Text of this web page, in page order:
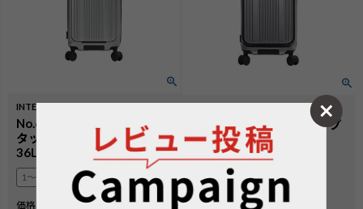
INTER CITYⅡ PRO
No.60566：[新仕様] ワン
タッチフロントオープン
36L 48cm
1〜2泊
価格 41,800 税込
No.60561：フロントオープ
ン 36L 47cm
1〜2泊
価格 39,600